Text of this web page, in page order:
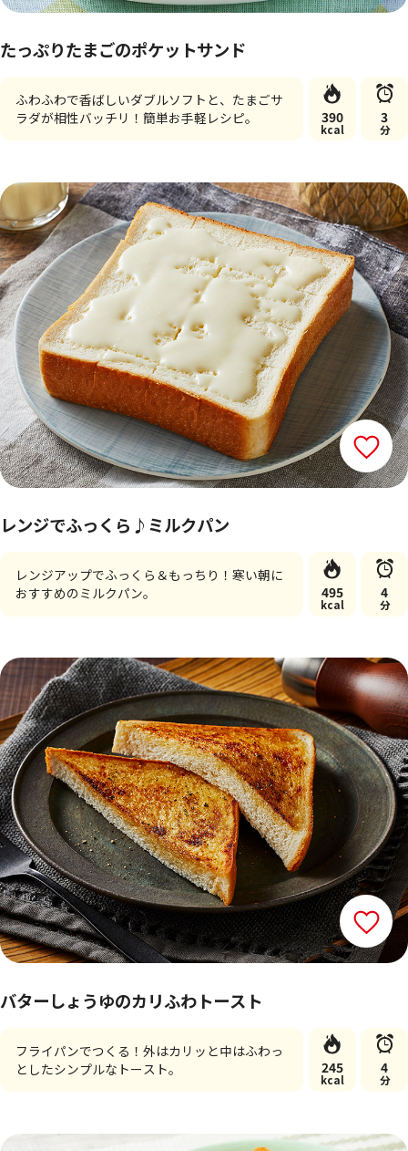
たっぷりたまごのポケットサンド
ふわふわで香ばしいダブルソフトと、たまごサ
ラダが相性バッチリ！簡単お手軽レシピ。
390
kcal
3
分
レンジでふっくら♪ミルクパン
レンジアップでふっくら＆もっちり！寒い朝に
おすすめのミルクパン。
495
kcal
4
分
バターしょうゆのカリふわトースト
フライパンでつくる！外はカリッと中はふわっ
としたシンプルなトースト。
245
kcal
4
分